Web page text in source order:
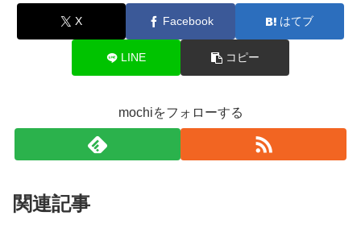
X Facebook はてブ
LINE コピー
mochiをフォローする
関連記事